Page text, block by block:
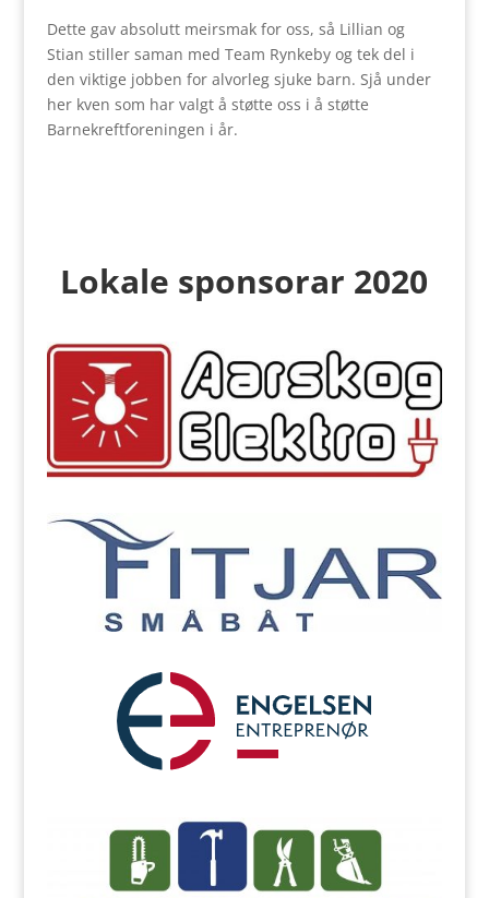
Dette gav absolutt meirsmak for oss, så Lillian og
Stian stiller saman med Team Rynkeby og tek del i
den viktige jobben for alvorleg sjuke barn. Sjå under
her kven som har valgt å støtte oss i å støtte
Barnekreftforeningen i år.
Lokale sponsorar 2020